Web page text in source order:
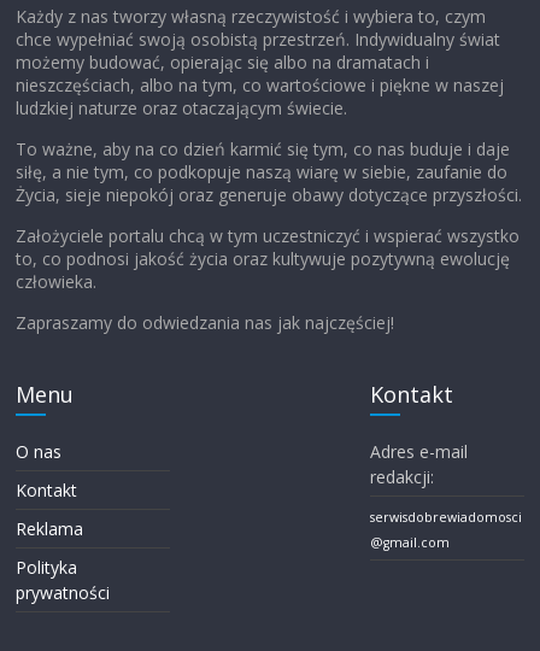
Każdy z nas tworzy własną rzeczywistość i wybiera to, czym
chce wypełniać swoją osobistą przestrzeń. Indywidualny świat
możemy budować, opierając się albo na dramatach i
nieszczęściach, albo na tym, co wartościowe i piękne w naszej
ludzkiej naturze oraz otaczającym świecie.
To ważne, aby na co dzień karmić się tym, co nas buduje i daje
siłę, a nie tym, co podkopuje naszą wiarę w siebie, zaufanie do
Życia, sieje niepokój oraz generuje obawy dotyczące przyszłości.
Założyciele portalu chcą w tym uczestniczyć i wspierać wszystko
to, co podnosi jakość życia oraz kultywuje pozytywną ewolucję
człowieka.
Zapraszamy do odwiedzania nas jak najczęściej!
Menu
O nas
Kontakt
Reklama
Polityka
prywatności
Kontakt
Adres e-mail
redakcji:
serwisdobrewiadomosci
@gmail.com